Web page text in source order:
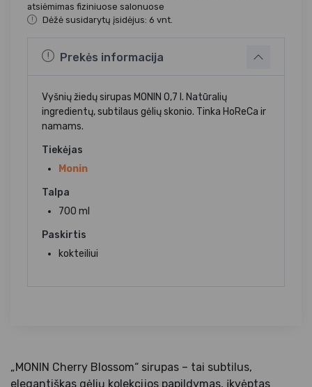
atsiėmimas fiziniuose salonuose
Dėžė susidarytų įsidėjus: 6 vnt.
Prekės informacija
Vyšnių žiedų sirupas MONIN 0,7 l. Natūralių
ingredientų, subtilaus gėlių skonio. Tinka HoReCa ir
namams.
Tiekėjas
Monin
Talpa
700 ml
Paskirtis
kokteiliui
„MONIN Cherry Blossom“ sirupas – tai subtilus,
elegantiškas gėlių kolekcijos papildymas, įkvėptas